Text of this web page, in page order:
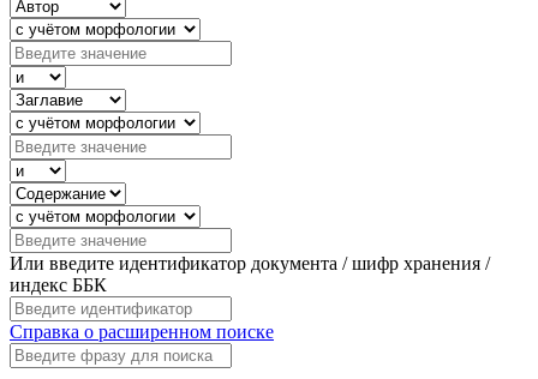
Или введите идентификатор документа / шифр хранения /
индекс ББК
Справка о расширенном поиске